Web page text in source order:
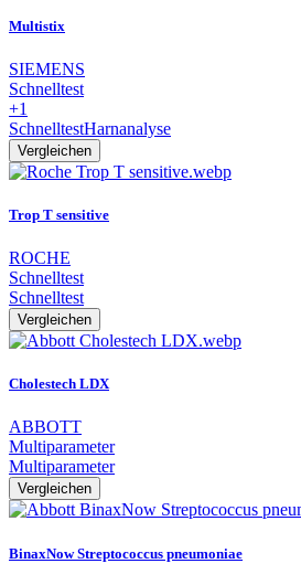
Multistix
SIEMENS
Schnelltest
+1
SchnelltestHarnanalyse
Vergleichen
Trop T sensitive
ROCHE
Schnelltest
Schnelltest
Vergleichen
Cholestech LDX
ABBOTT
Multiparameter
Multiparameter
Vergleichen
BinaxNow Streptococcus pneumoniae